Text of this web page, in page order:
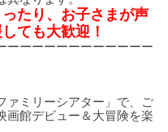
たり、お子さまが声
ても大歓迎！
ーーーーーーーーーーー
ァミリーシアター」で、ご
画館デビュー＆大冒険を楽